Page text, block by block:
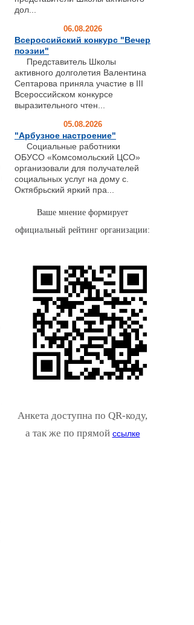
дол...
06.08.2026
Всероссийский конкурс "Вечер
поэзии"
Представитель Школы
активного долголетия Валентина
Септарова приняла участие в III
Всероссийском конкурсе
выразительного чтен...
05.08.2026
"Арбузное настроение"
Социальные работники
ОБУСО «Комсомольский ЦСО»
организовали для получателей
социальных услуг на дому с.
Октябрьский яркий пра...
Ваше мнение формирует
официальный рейтинг организации:
Анкета доступна по QR-коду,
а так же по прямой ссылке